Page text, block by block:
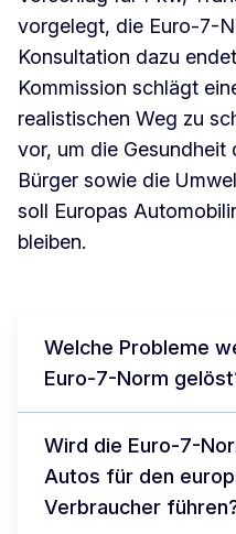
vorgelegt, die Euro-7-
Konsultation dazu
Kommission schlägt
realistischen Weg zu
vor, um die Gesundheit
Bürger sowie die
soll Europas
bleiben.
Welche Probleme
Euro-7-Norm
Wird die Euro-7-
Autos für den
Verbraucher